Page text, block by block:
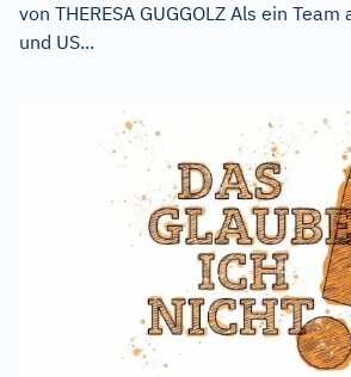
von THERESA GUGGOLZ Als ein
und US...